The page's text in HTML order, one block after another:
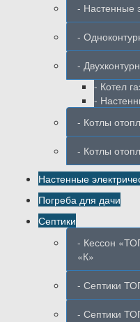
- Настенные
-
-
- Котел
-
- Котлы
- Котлы
Настенные
Погреба для дачи
Септики
- Кессон
«К»
- Септики
- Септики